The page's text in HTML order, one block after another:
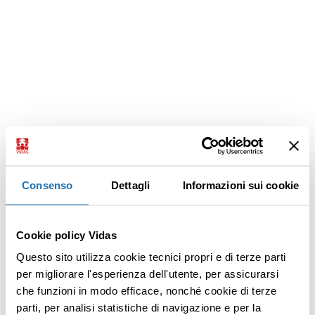
Consenso Dettagli Informazioni sui cookie
Cookie policy Vidas
Questo sito utilizza cookie tecnici propri e di terze parti
per migliorare l'esperienza dell'utente, per assicurarsi
che funzioni in modo efficace, nonché cookie di terze
parti, per analisi statistiche di navigazione e per la